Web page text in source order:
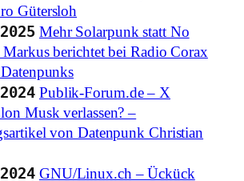
Gütersloh
Mehr Solarpunk statt No
berichtet bei Radio Corax
Publik-Forum.de – X
Musk verlassen? –
von Datenpunk Christian
GNU/Linux.ch – Ückück